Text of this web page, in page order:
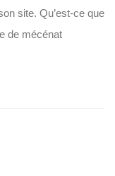
site. Qu’est-ce que
de mécénat